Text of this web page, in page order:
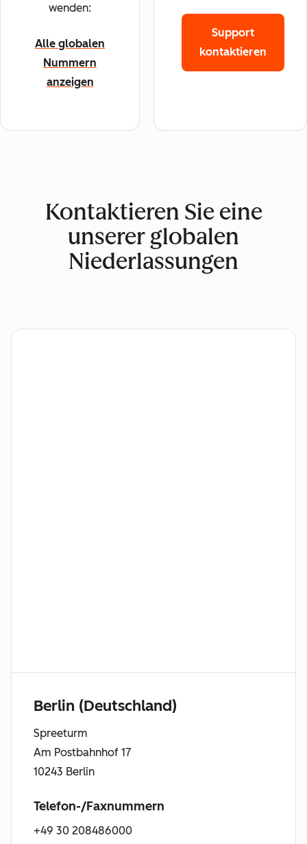
wenden:
Alle globalen
Nummern
anzeigen
Support
kontaktieren
Kontaktieren Sie eine
unserer globalen
Niederlassungen
Berlin (Deutschland)
Spreeturm
Am Postbahnhof 17
10243 Berlin
Telefon-/Faxnummern
+49 30 208486000